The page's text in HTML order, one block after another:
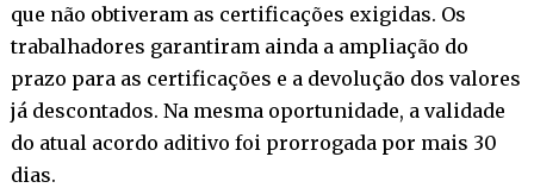
que não obtiveram as certificações exigidas. Os
trabalhadores garantiram ainda a ampliação do
prazo para as certificações e a devolução dos valores
já descontados. Na mesma oportunidade, a validade
do atual acordo aditivo foi prorrogada por mais 30
dias.